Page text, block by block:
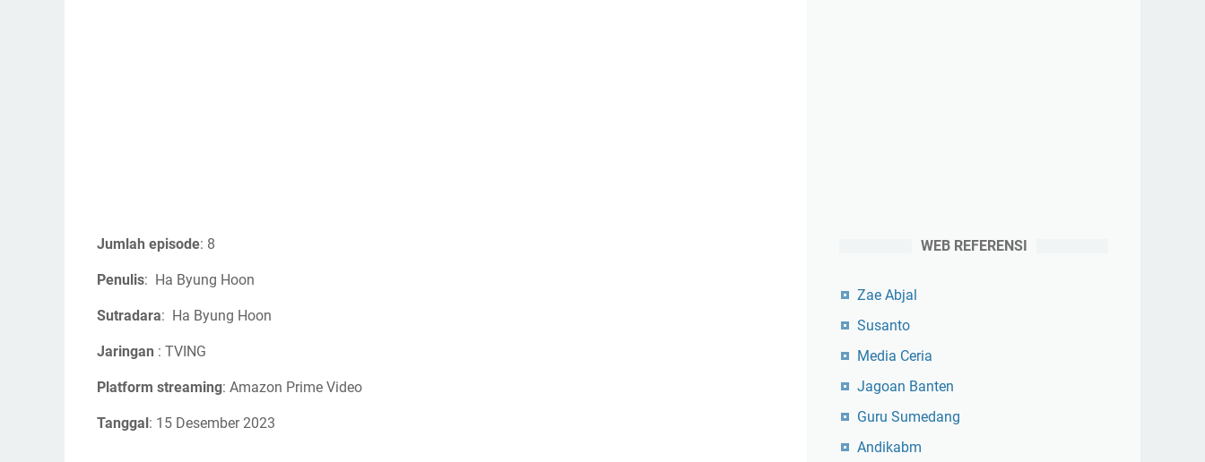
Jumlah episode: 8
Penulis: Ha Byung Hoon
Sutradara: Ha Byung Hoon
Jaringan : TVING
Platform streaming: Amazon Prime Video
Tanggal: 15 Desember 2023
WEB REFERENSI
Zae Abjal
Susanto
Media Ceria
Jagoan Banten
Guru Sumedang
Andikabm